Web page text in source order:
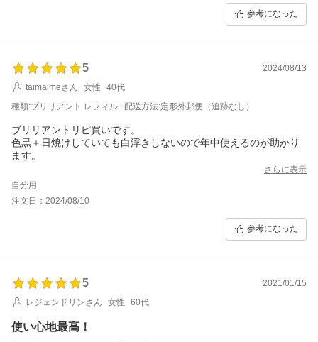
参考になった
5
2024/08/13
taimaimeさん
女性
40代
種類:ブリリアント レフィル | 配送方法:定形外郵便（追跡なし）
ブリリアントリピ買いです。
色黒＋日焼けしていても白浮きしないので年中使えるのが助かり
ます。
さらに表示
自分用
注文日：2024/08/10
参考になった
5
2021/01/15
レジェンドリンさん
女性 60代
使い心地最高！